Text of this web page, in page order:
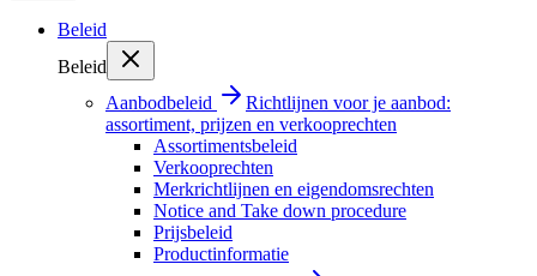
Beleid
Beleid
Aanbodbeleid
Richtlijnen voor je aanbod:
assortiment, prijzen en verkooprechten
Assortimentsbeleid
Verkooprechten
Merkrichtlijnen en eigendomsrechten
Notice and Take down procedure
Prijsbeleid
Productinformatie